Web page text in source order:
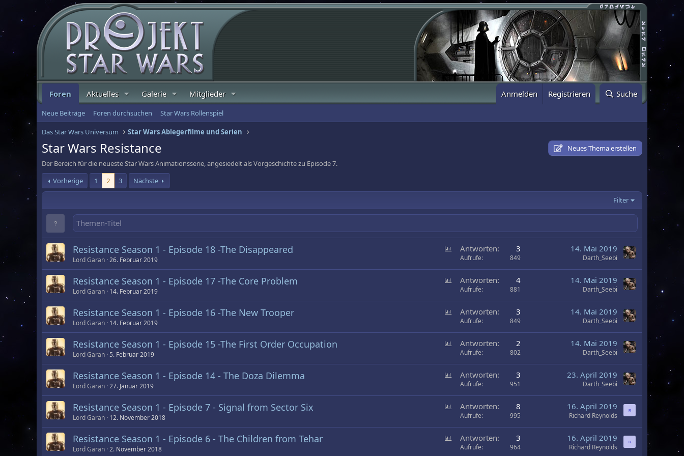
Foren Aktuelles Galerie Mitglieder Anmelden Registrieren Suche
Neue Beiträge Foren durchsuchen Star Wars Rollenspiel
Das Star Wars Universum Star Wars Ablegerfilme und Serien
Star Wars Resistance
Neues Thema erstellen
Der Bereich für die neueste Star Wars Animationsserie, angesiedelt als Vorgeschichte zu Episode 7.
Vorherige
1 2 3 Nächste
Filter
f
r
g
e
Resistance Season 1 - Episode 18 -The Disappeared
Lord Garan 26. Februar 2019
Antworten 3
Aufrufe 849
14. Mai 2019
Darth_Seebi
f
r
g
e
Resistance Season 1 - Episode 17 -The Core Problem
Lord Garan 14. Februar 2019
Antworten 4
Aufrufe 881
14. Mai 2019
Darth_Seebi
f
r
g
e
Resistance Season 1 - Episode 16 -The New Trooper
Lord Garan 14. Februar 2019
Antworten 3
Aufrufe 849
14. Mai 2019
Darth_Seebi
f
r
g
e
Resistance Season 1 - Episode 15 -The First Order Occupation
Lord Garan 5. Februar 2019
Antworten 2
Aufrufe 802
14. Mai 2019
Darth_Seebi
f
r
g
e
Resistance Season 1 - Episode 14 - The Doza Dilemma
Lord Garan 27. Januar 2019
Antworten 3
Aufrufe 951
23. April 2019
Darth_Seebi
f
r
Resistance Season 1 - Episode 7 - Signal from Sector Six
Lord Garan 12. November 2018
Antworten 8
Aufrufe 995
16. April 2019
Richard Reynolds
R
Resistance Season 1 - Episode 6 - The Children from Tehar
Lord Garan 2. November 2018
Antworten 3
Aufrufe 964
16. April 2019
Richard Reynolds
R